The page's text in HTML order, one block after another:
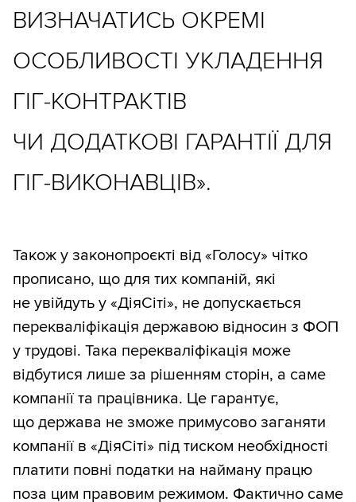
ВИЗНАЧАТИСЬ ОКРЕМІ
ОСОБЛИВОСТІ УКЛАДЕННЯ
ГІГ-КОНТРАКТІВ
ЧИ ДОДАТКОВІ ГАРАНТІЇ ДЛЯ
ГІГ-ВИКОНАВЦІВ».
Також у законопроєкті від «Голосу» чітко
прописано, що для тих компаній, які
не увійдуть у «ДіяСіті», не допускається
перекваліфікація державою відносин з ФОП
у трудові. Така перекваліфікація може
відбутися лише за рішенням сторін, а саме
компанії та працівника. Це гарантує,
що держава не зможе примусово заганяти
компанії в «ДіяСіті» під тиском необхідності
платити повні податки на найману працю
поза цим правовим режимом. Фактично саме